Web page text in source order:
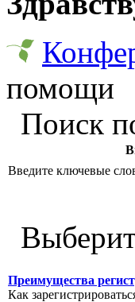
помощи
Поиск
Введите ключевые
Преимущества
Как